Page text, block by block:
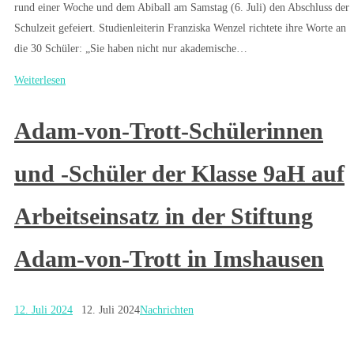
rund einer Woche und dem Abiball am Samstag (6. Juli) den Abschluss der
Schulzeit gefeiert. Studienleiterin Franziska Wenzel richtete ihre Worte an
die 30 Schüler: „Sie haben nicht nur akademische…
Weiterlesen
Adam-von-Trott-Schülerinnen
und -Schüler der Klasse 9aH auf
Arbeitseinsatz in der Stiftung
Adam-von-Trott in Imshausen
12. Juli 2024 12. Juli 2024Nachrichten